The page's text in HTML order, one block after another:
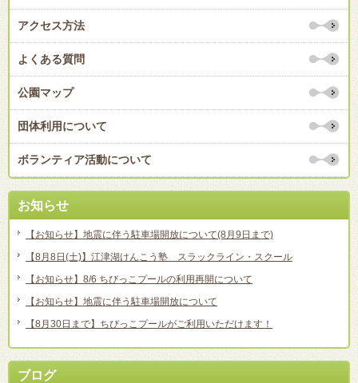
アクセス方法
よくある質問
公園マップ
団体利用について
ボランティア活動について
お知らせ
【お知らせ】地震に伴う駐車場開放について(8月9日まで)
【8月8日(土)】江津湖けんこう塾 スラックライン・スクール
【お知らせ】8/6 ちびっこプールの利用再開について
【お知らせ】地震に伴う駐車場開放について
【8月30日まで】ちびっこプールがご利用いただけます！
ブログ